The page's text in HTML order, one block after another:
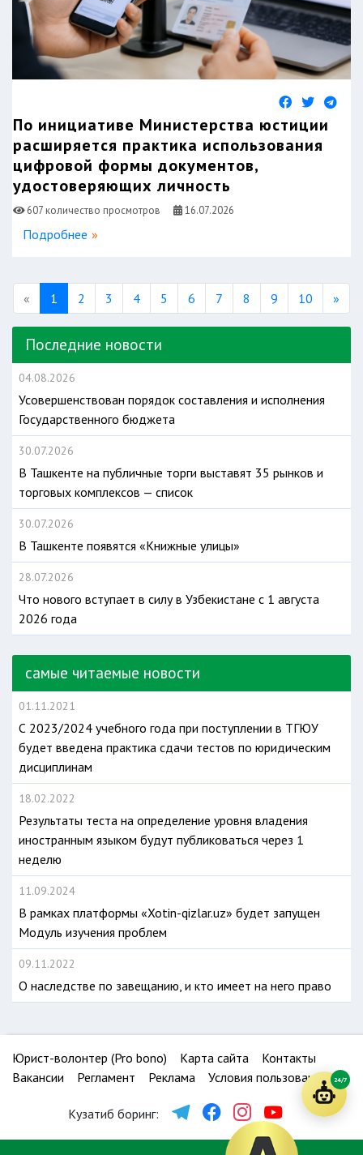
По инициативе Министерства юстиции
расширяется практика использования
цифровой формы документов,
удостоверяющих личность
607 количество просмотров 16.07.2026
Подробнее
« Previous
1 2 3 4 5 6 7 8 9 10 »
Последние новости
04.08.2026
Усовершенствован порядок составления и исполнения
Государственного бюджета
30.07.2026
В Ташкенте на публичные торги выставят 35 рынков и
торговых комплексов — список
30.07.2026
В Ташкенте появятся «Книжные улицы»
28.07.2026
Что нового вступает в силу в Узбекистане с 1 августа
2026 года
самые читаемые новости
01.11.2021
С 2023/2024 учебного года при поступлении в ТГЮУ
будет введена практика сдачи тестов по юридическим
дисциплинам
18.02.2022
Результаты теста на определение уровня владения
иностранным языком будут публиковаться через 1
неделю
11.09.2024
В рамках платформы «Xotin-qizlar.uz» будет запущен
Модуль изучения проблем
09.11.2022
О наследстве по завещанию, и кто имеет на него право
Юрист-волонтер (Pro bono) Карта сайта
Контакты
Вакансии
Регламент Реклама Условия пользования
Кузатиб боринг:
24/7